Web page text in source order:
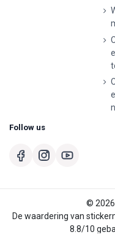
Follow us
©
De waardering van
8.8/10